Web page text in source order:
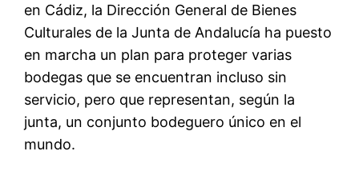
en Cádiz, la Dirección General de Bienes
Culturales de la Junta de Andalucía ha puesto
en marcha un plan para proteger varias
bodegas que se encuentran incluso sin
servicio, pero que representan, según la
junta, un conjunto bodeguero único en el
mundo.